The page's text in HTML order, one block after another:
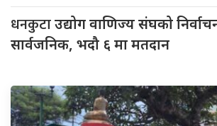
धनकुटाउद्योग वाणिज्य संघको
सार्वजनिक, भदौ ६ मा मतदान